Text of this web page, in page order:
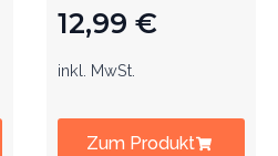
12,99 €
inkl. MwSt.
Zum Produkt